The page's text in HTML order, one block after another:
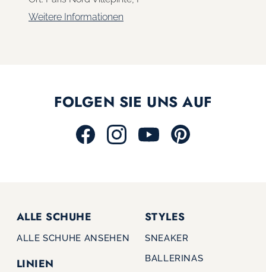
Weitere Informationen
FOLGEN SIE UNS AUF
ALLE SCHUHE
ALLE SCHUHE ANSEHEN
LINIEN
STYLES
SNEAKER
BALLERINAS